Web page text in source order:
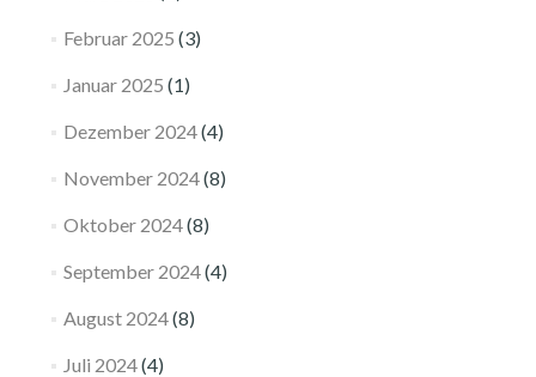
Februar 2025 (3)
Januar 2025 (1)
Dezember 2024(4)
November 2024(8)
Oktober 2024(8)
September 2024(4)
August 2024(8)
Juli 2024(4)